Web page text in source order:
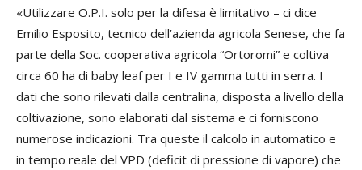
«Utilizzare O.P.I. solo per la difesa è limitativo – ci dice
Emilio Esposito, tecnico dell’azienda agricola Senese, che fa
parte della Soc. cooperativa agricola “Ortoromi” e coltiva
circa 60 ha di baby leaf per I e IV gamma tutti in serra. I
dati che sono rilevati dalla centralina, disposta a livello della
coltivazione, sono elaborati dal sistema e ci forniscono
numerose indicazioni. Tra queste il calcolo in automatico e
in tempo reale del VPD (deficit di pressione di vapore) che